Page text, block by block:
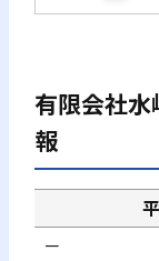
有限会社
報
－